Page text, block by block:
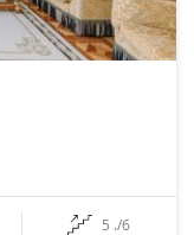
5 ./6